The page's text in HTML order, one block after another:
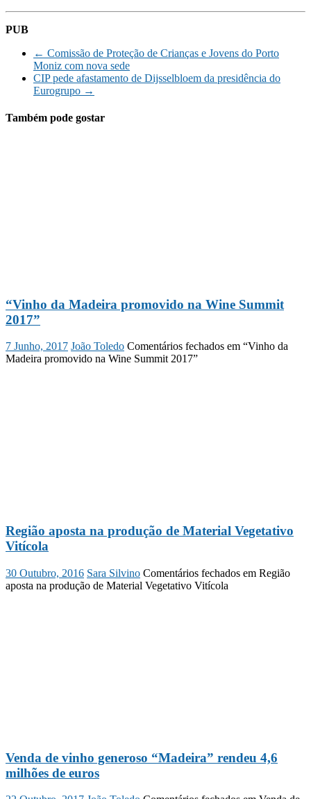
PUB
← Comissão de Proteção de Crianças e Jovens do Porto
Moniz com nova sede
CIP pede afastamento de Dijsselbloem da presidência do
Eurogrupo →
Também pode gostar
“Vinho da Madeira promovido na Wine Summit
2017”
7 Junho, 2017 João Toledo Comentários fechados em “Vinho da
Madeira promovido na Wine Summit 2017”
Região aposta na produção de Material Vegetativo
Vitícola
30 Outubro, 2016 Sara Silvino Comentários fechados em Região
aposta na produção de Material Vegetativo Vitícola
Venda de vinho generoso “Madeira” rendeu 4,6
milhões de euros